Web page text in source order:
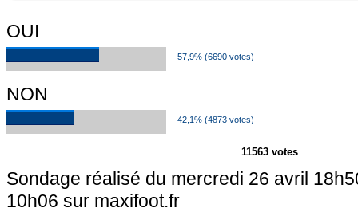
OUI
57,9% (6690 votes)
NON
42,1% (4873 votes)
11563 votes
Sondage réalisé du mercredi 26 avril
10h06 sur maxifoot.fr